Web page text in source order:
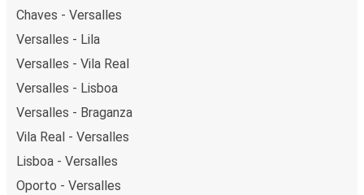
Chaves - Versalles
Versalles - Lila
Versalles - Vila Real
Versalles - Lisboa
Versalles - Braganza
Vila Real - Versalles
Lisboa - Versalles
Oporto - Versalles